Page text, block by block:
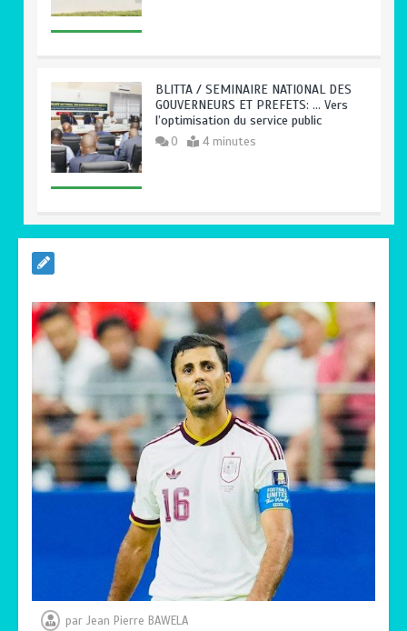
BLITTA / SEMINAIRE NATIONAL DES
GOUVERNEURS ET PREFETS: … Vers
l’optimisation du service public
0 4 minutes
0 5 minutes
TRANSFORMATION SOCIALE :
L’importance pour le Togo d’avoir une
Feuille de route
5 minutes
TOGO : Sauver la mère devient un
indicateur de civilisation
0
4 minutes
par Jean Pierre BAWELA